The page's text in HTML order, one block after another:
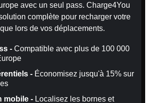
avec un seul pass. Charge4You
complète pour recharger votre
lors de vos déplacements.
- Compatible avec plus de 100 000
- Économisez jusqu'à 15% sur
mobile - Localisez les bornes et